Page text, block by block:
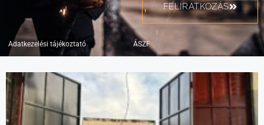
FELIRATKOZÁS
Adatkezelési tájékoztató ÁSZF